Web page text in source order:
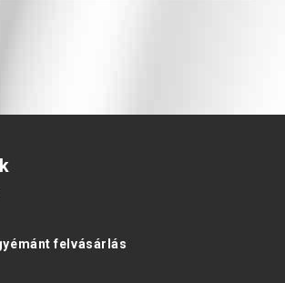
felvásárlás